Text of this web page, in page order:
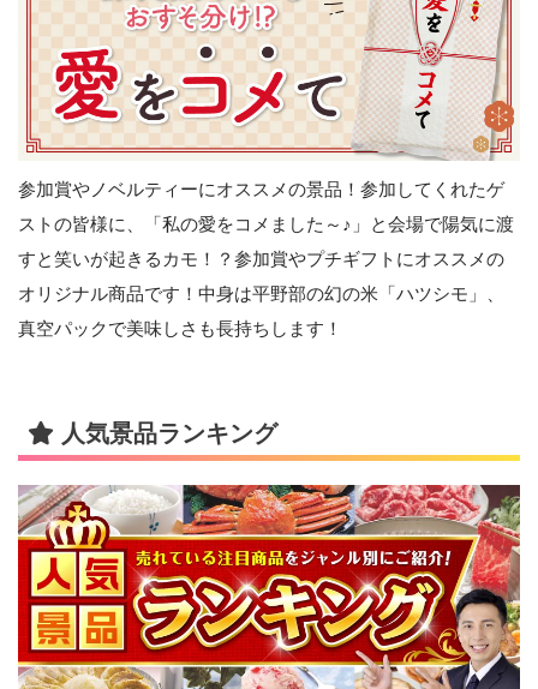
参加賞やノベルティーにオススメの景品！参加してくれたゲ
ストの皆様に、「私の愛をコメました～♪」と会場で陽気に渡
すと笑いが起きるカモ！？参加賞やプチギフトにオススメの
オリジナル商品です！中身は平野部の幻の米「ハツシモ」、
真空パックで美味しさも長持ちします！
人気景品ランキング